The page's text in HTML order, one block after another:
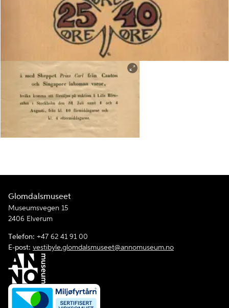
Glomdalsmuseet
Museumsvegen 15
2406 Elverum
Telefon: +47 62 41 91 00
E-post: vestibyle.glomdalsmuseet@annomuseum.no